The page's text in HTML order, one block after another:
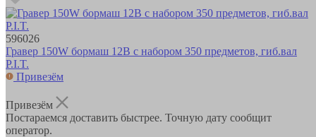
596026
Гравер 150W бормаш 12В с набором 350 предметов, гиб.вал
P.I.T.
Привезём
Привезём
Постараемся доставить быстрее. Точную дату сообщит
оператор.